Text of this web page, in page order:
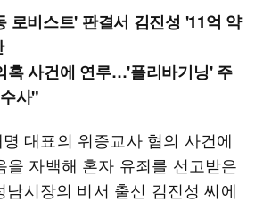
로비스트' 판결서 김진성 '11억 약
혹 사건에 연루…'플리바기닝' 주
사"
대표의 위증교사 혐의 사건에
을 자백해 혼자 유죄를 선고받은
남시장의 비서 출신 김진성 씨에